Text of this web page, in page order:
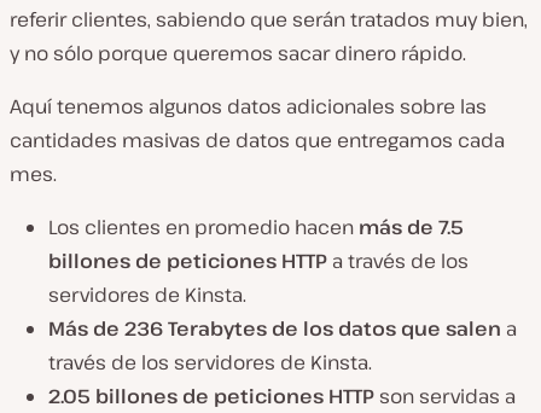
referir clientes, sabiendo que serán tratados muy bien,
y no sólo porque queremos sacar dinero rápido.
Aquí tenemos algunos datos adicionales sobre las
cantidades masivas de datos que entregamos cada
mes.
Los clientes en promedio hacen más de 7.5
billones de peticiones HTTP a través de los
servidores de Kinsta.
Más de 236 Terabytes de los datos que salen a
través de los servidores de Kinsta.
2.05 billones de peticiones HTTP son servidas a